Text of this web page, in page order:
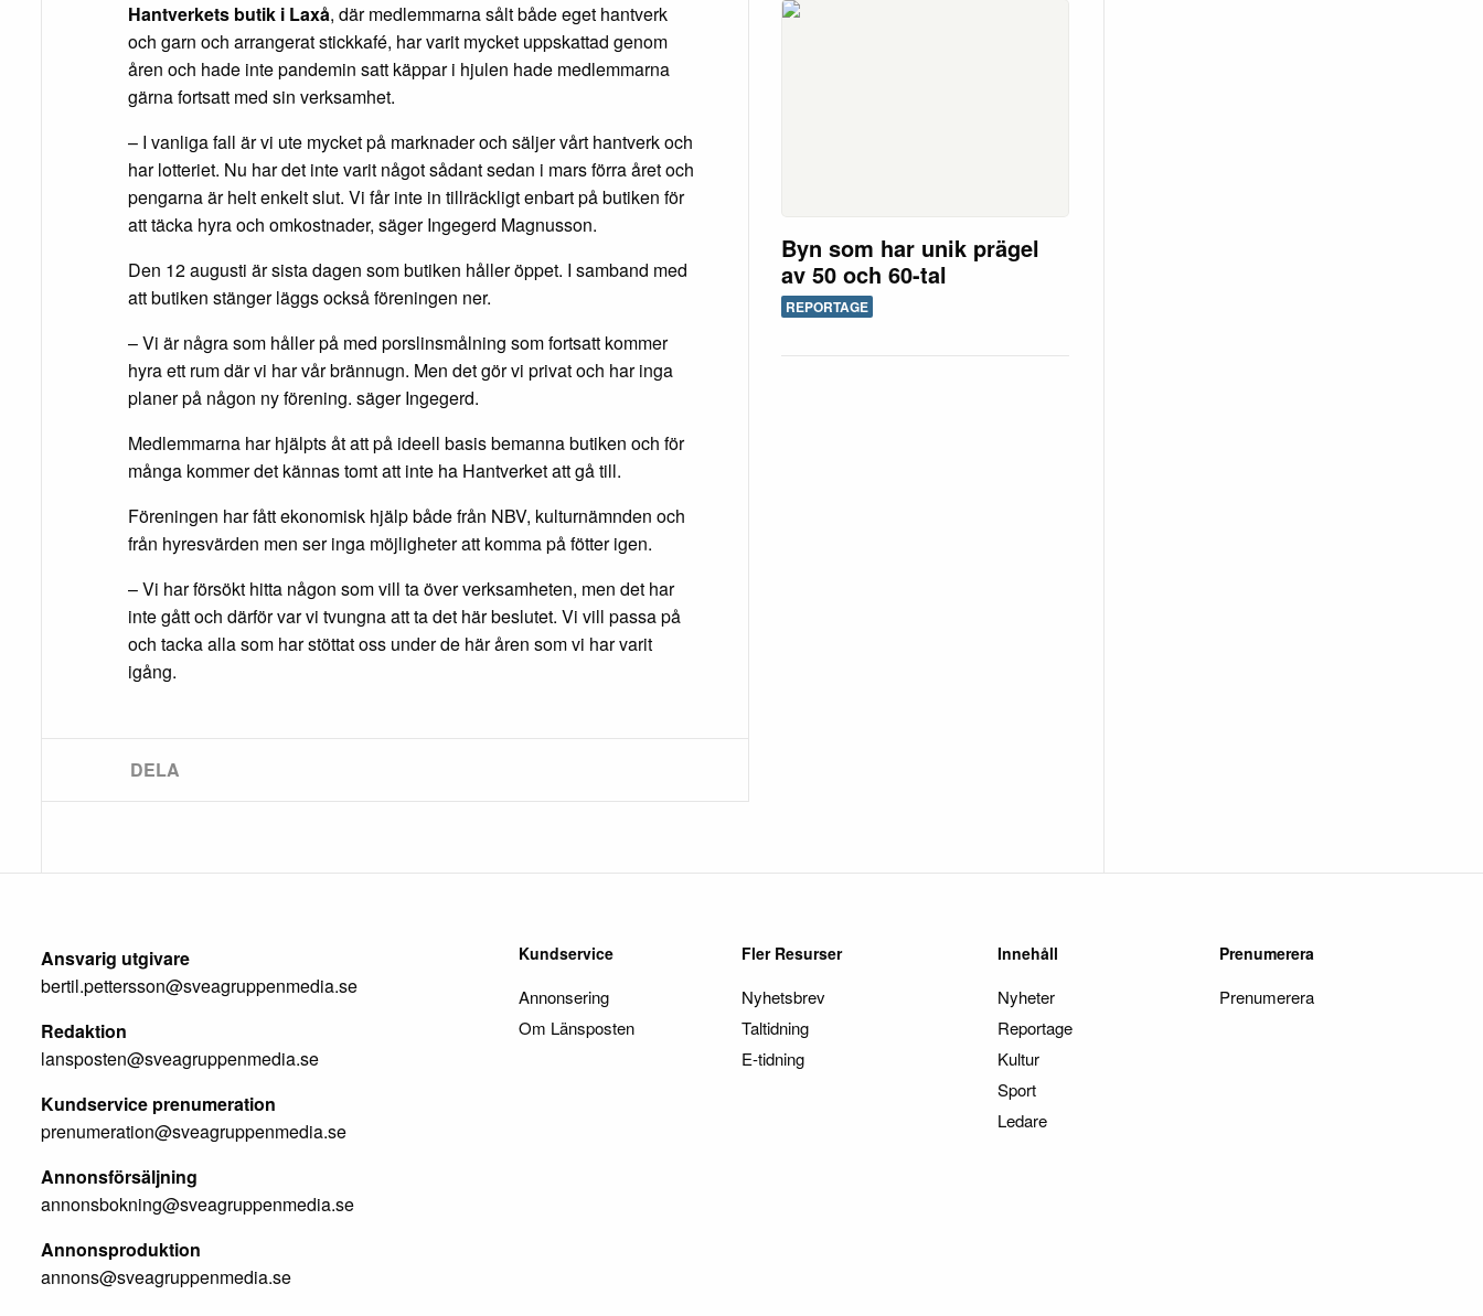
Hantverkets butik i Laxå, där medlemmarna sålt både eget hantverk
och garn och arrangerat stickkafé, har varit mycket uppskattad genom
åren och hade inte pandemin satt käppar i hjulen hade medlemmarna
gärna fortsatt med sin verksamhet.
– I vanliga fall är vi ute mycket på marknader och säljer vårt hantverk och
har lotteriet. Nu har det inte varit något sådant sedan i mars förra året och
pengarna är helt enkelt slut. Vi får inte in tillräckligt enbart på butiken för
att täcka hyra och omkostnader, säger Ingegerd Magnusson.
Den 12 augusti är sista dagen som butiken håller öppet. I samband med
att butiken stänger läggs också föreningen ner.
– Vi är några som håller på med porslinsmålning som fortsatt kommer
hyra ett rum där vi har vår brännugn. Men det gör vi privat och har inga
planer på någon ny förening. säger Ingegerd.
Medlemmarna har hjälpts åt att på ideell basis bemanna butiken och för
många kommer det kännas tomt att inte ha Hantverket att gå till.
Föreningen har fått ekonomisk hjälp både från NBV, kulturnämnden och
från hyresvärden men ser inga möjligheter att komma på fötter igen.
– Vi har försökt hitta någon som vill ta över verksamheten, men det har
inte gått och därför var vi tvungna att ta det här beslutet. Vi vill passa på
och tacka alla som har stöttat oss under de här åren som vi har varit
igång.
Byn som har unik prägel
av 50 och 60-tal
REPORTAGE
Ansvarig utgivare
bertil.pettersson@sveagruppenmedia.se
Redaktion
lansposten@sveagruppenmedia.se
Kundservice prenumeration
prenumeration@sveagruppenmedia.se
Annonsförsäljning
annonsbokning@sveagruppenmedia.se
Annonsproduktion
annons@sveagruppenmedia.se
Kundservice
Annonsering
Om Länsposten
Fler Resurser
Nyhetsbrev
Taltidning
E-tidning
Innehåll
Nyheter
Reportage
Kultur
Sport
Ledare
Prenumerera
Prenumerera